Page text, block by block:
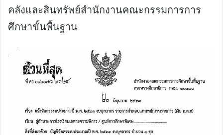
คลังและสินทรัพย์สำนักงานคณะกรรมการการ
ศึกษาขั้นพื้นฐาน